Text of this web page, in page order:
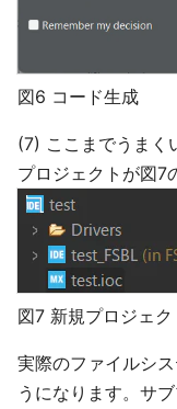
図6 コード生成
(7) ここまでうま
プロジェクトが図7
図7 新規プロジェク
実際のファイルシ
うになります。サ